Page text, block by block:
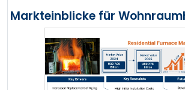
Markteinblicke für